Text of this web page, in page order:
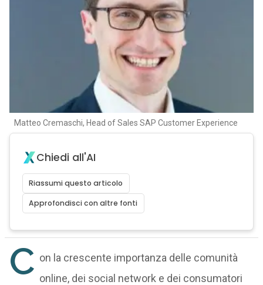
Matteo Cremaschi, Head of Sales SAP Customer Experience
Chiedi all'AI
Riassumi questo articolo
Approfondisci con altre fonti
C on la crescente importanza delle comunità
online, dei social network e dei consumatori